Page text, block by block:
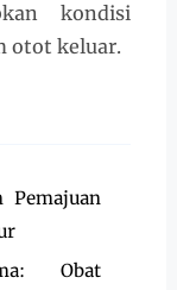
kondisi
otot keluar.
Pemajuan
Obat